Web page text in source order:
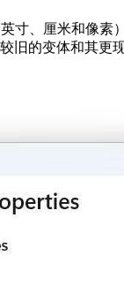
寸、厘米和像素
旧的变体和其更